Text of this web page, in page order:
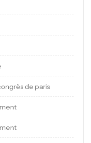
de paris